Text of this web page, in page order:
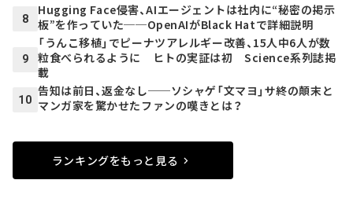
8
Hugging Face侵害、AIエージェントは社内に“秘密の掲示
板”を作っていた──OpenAIがBlack Hatで詳細説明
9
「うんこ移植」でピーナツアレルギー改善、15人中6人が数
粒食べられるように ヒトの実証は初 Science系列誌掲
載
10
告知は前日、返金なし──ソシャゲ「文マヨ」サ終の顛末と
マンガ家を驚かせたファンの嘆きとは？
ランキングをもっと見る